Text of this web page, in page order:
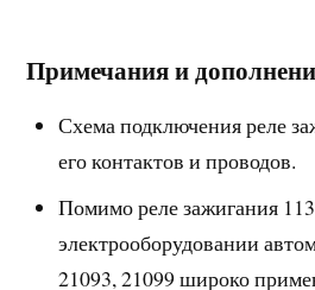
Примечания и
Схема подключения реле
его контактов и проводов.
Помимо реле зажигания
электрооборудовании
21093, 21099 широко